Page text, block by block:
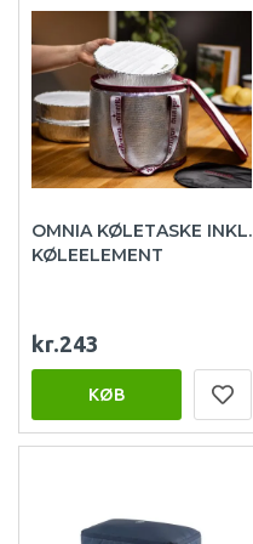
OMNIA KØLETASKE INKL.
KØLEELEMENT
kr.243
KØB